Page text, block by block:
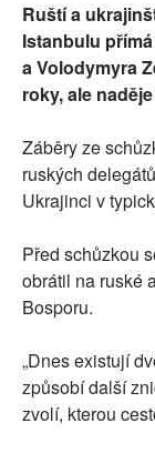
Ruští a
Istanbulu
a Volodymyra
roky, ale
Záběry ze
ruských
Ukrajinci v
Před schůzkou
obrátil na ruské
Bosporu.
„Dnes existují
způsobí další
zvolí, kterou